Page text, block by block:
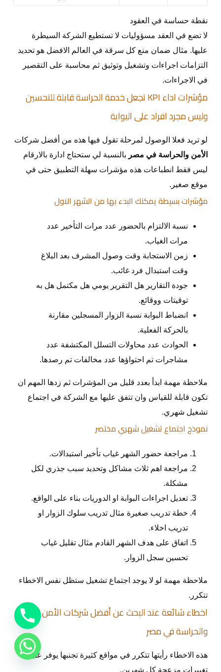
نقطة حساسة في العقود
لا تضع في العقد مسؤوليات لا تستطيع الشركة السيطرة
عليها. مثال ضمان منع كل سرقة في العالم الافضل هو تحديد
التزامات اجراءات وتشغيل وتوثيق ثم محاسبة على التقصير
في الاجراءات.
مؤشرات اداء KPI تجعل خدمة الحراسة قابلة للتحسين
وليس مجرد افراد على البوابة
لو تريد فعلا الوصول لمرحلة تقول فيها هذه من أفضل شركات
الأمن والحراسة في مصر بالنسبة لي ستحتاج ادارة بالارقام
ليس فقط انطباعات هذه مؤشرات سهلة التطبيق حتى في
موقع صغير.
مؤشرات بسيطة يمكنك البدء بها من الشهر الاول
نسبة الالتزام بالحضور عدد مرات التأخير عدد
مرات الغياب.
زمن الاستجابة وقت وصول المشرف بعد البلاغ
وقت استبدال فرد غائب.
جودة التقارير هل التقرير يومي هل مكتمل هل به
توقيتات ووقائع.
انضباط البوابة نسبة الزوار المسجلين مقارنة
بالحركة الفعلية.
الحوادث عدد محاولات التسلل المكتشفة عدد
مشاجرات تم احتواؤها عدد مخالفات تم رصدها.
ملاحظة مهمة ابدأ بعدد قليل من المؤشرات ثم زدها المهم ان
تكون قابلة للقياس وان تتفق عليها مع الشركة في اجتماع
تشغيل شهري.
نموذج اجتماع تشغيل شهري مختصر
مراجعة حضور الشهر غياب تأخير استبدالات.
مراجعة اهم ثلاث مشاكل وتحديد سبب جذري لكل
مشكلة.
تعديل اجراءات البوابة او الدوريات بناء على الواقع.
خطة تدريب صغيرة مثال تدريب سلوك الزوار او
تدريب اخلاء.
اتفاق على هدف الشهر القادم مثال تقليل غياب
تحسين سجل الزوار.
ملاحظة مهمة لو لا يوجد اجتماع تشغيل ستظل نفس الاخطاء
تتكرر.
اخطاء شائعة عند البحث عن أفضل شركات الأمن
والحراسة في مصر
هذه الاخطاء رأيتها تتكرر في مواقع كثيرة تجنبها يوفر عليك
تغييرات مزعجة كل شهرين.